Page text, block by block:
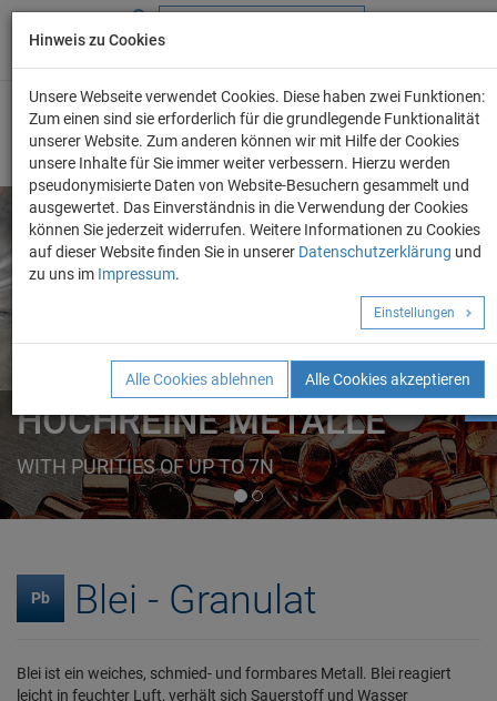
+49 (0) 69 986 4604 - 0
ELEMENTE
FORMEN
HOCHREINE METALLE
WITH PURITIES OF UP TO 7N
Angebot anfordern!
Pb Blei - Granulat
Blei ist ein weiches, schmied- und formbares Metall. Blei reagiert
leicht in feuchter Luft, verhält sich Sauerstoff und Wasser
Hinweis zu Cookies
Unsere Webseite verwendet Cookies. Diese haben zwei Funktionen:
Zum einen sind sie erforderlich für die grundlegende Funktionalität
unserer Website. Zum anderen können wir mit Hilfe der Cookies
unsere Inhalte für Sie immer weiter verbessern. Hierzu werden
pseudonymisierte Daten von Website-Besuchern gesammelt und
ausgewertet. Das Einverständnis in die Verwendung der Cookies
können Sie jederzeit widerrufen. Weitere Informationen zu Cookies
auf dieser Website finden Sie in unserer Datenschutzerklärung und
zu uns im Impressum.
Einstellungen
Alle Cookies ablehnen Alle Cookies akzeptieren